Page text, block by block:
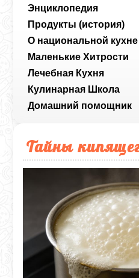
Энциклопедия
Продукты (история)
О национальной кухне
Маленькие Хитрости
Лечебная Кухня
Кулинарная Школа
Домашний помощник
Тайны